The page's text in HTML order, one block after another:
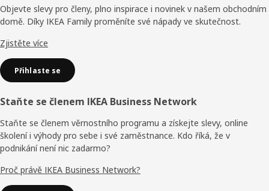
Objevte slevy pro členy, plno inspirace i novinek v našem obchodním
domě. Díky IKEA Family proměníte své nápady ve skutečnost.
Zjistěte více
Přihlaste se
Staňte se členem IKEA Business Network
Staňte se členem věrnostního programu a získejte slevy, online
školení i výhody pro sebe i své zaměstnance. Kdo říká, že v
podnikání není nic zadarmo?
Proč právě IKEA Business Network?